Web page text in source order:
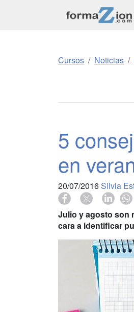
Cursos Noticias
5
en
20/07/2016 Silvia
Julio y agosto son
cara a identificar